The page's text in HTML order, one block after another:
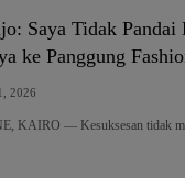
Saya Tidak
ke Panggung
2026
KAIRO — Kesuksesan tidak